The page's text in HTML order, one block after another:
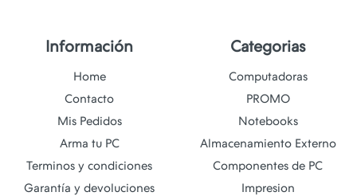
Información
Home
Contacto
Mis Pedidos
Arma tu PC
Terminos y condiciones
Garantía y devoluciones
Categorias
Computadoras
PROMO
Notebooks
Almacenamiento Externo
Componentes de PC
Impresion